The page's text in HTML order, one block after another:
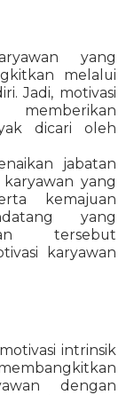
yang
melalui
Jadi, motivasi
dicari oleh
jabatan
yang
kemajuan
yang
tersebut
karyawan
intrinsik
dengan